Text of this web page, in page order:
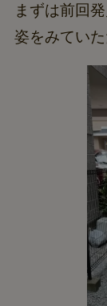
まずは前回
姿をみていた